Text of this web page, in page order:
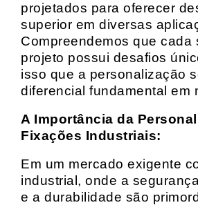
projetados para oferecer
superior em diversas
Compreendemos que cada
projeto possui desafios
isso que a personalização
diferencial fundamental em
A Importância da
Fixações Industriais:
Em um mercado exigente
industrial, onde a
e a durabilidade são